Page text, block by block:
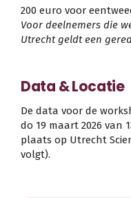
200 euro voor
Voor deelnemers die
Utrecht geldt een
Data & Locatie
De data voor de
do 19 maart 2026 van
plaats op Utrecht
volgt).